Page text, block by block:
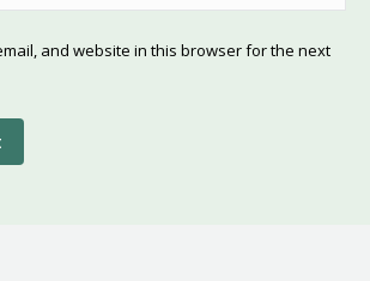
and website in this browser for the next